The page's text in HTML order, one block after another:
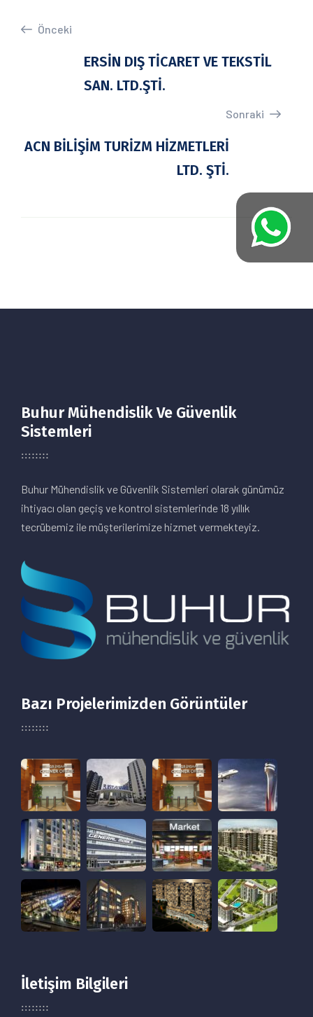
Önceki
ERSİN DIŞ TİCARET VE TEKSTİL
SAN. LTD.ŞTİ.
Sonraki
ACN BİLİŞİM TURİZM HİZMETLERİ
LTD. ŞTİ.
Buhur Mühendislik Ve Güvenlik
Sistemleri
Buhur Mühendislik ve Güvenlik Sistemleri olarak günümüz
ihtiyacı olan geçiş ve kontrol sistemlerinde 18 yıllık
tecrübemiz ile müşterilerimize hizmet vermekteyiz.
Bazı Projelerimizden Görüntüler
İletişim Bilgileri